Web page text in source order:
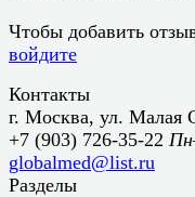
Чтобы добавить
войдите
Контакты
г. Москва, ул. Малая
+7 (903) 726-35-22
globalmed@list.ru
Разделы